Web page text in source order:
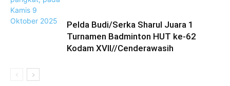
Pelda Budi/Serka Sharul Juara 1
Turnamen Badminton HUT ke-62
Kodam XVII//Cenderawasih